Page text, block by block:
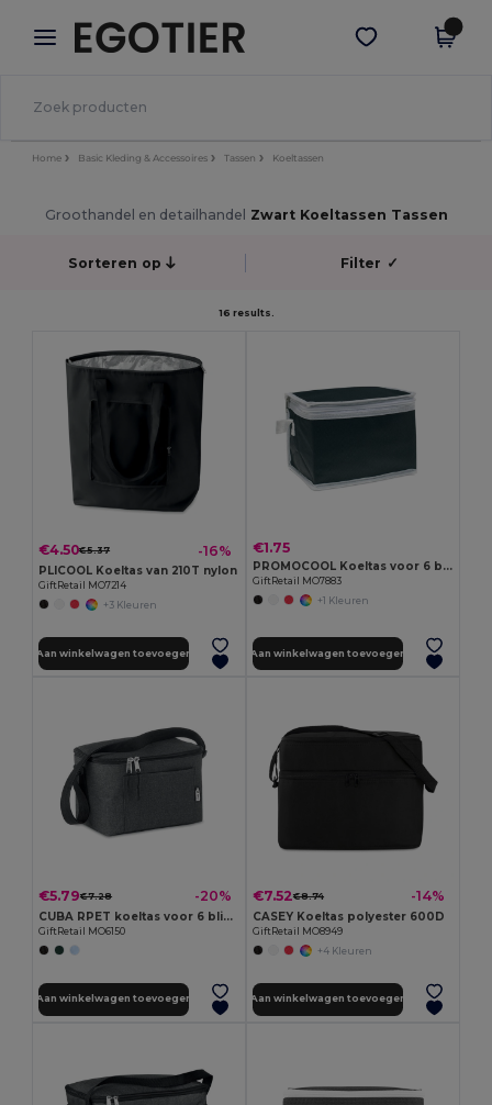
× Egotier-app
Betere prijzen in de app!
Download app
Home Basic Kleding & Accessoires Tassen Koeltassen
Groothandel en detailhandel Zwart Koeltassen Tassen
Sorteren op Filter ✓
16 results.
€4.50€5.37 -16%
PLICOOL Koeltas van 210T nylon
GiftRetail MO7214
+3 Kleuren
Aan winkelwagen toevoegen
€1.75
PROMOCOOL Koeltas voor 6 blikjes
GiftRetail MO7883
+1 Kleuren
Aan winkelwagen toevoegen
€5.79€7.28 -20%
CUBA RPET koeltas voor 6 blikjes
GiftRetail MO6150
Aan winkelwagen toevoegen
€7.52€8.74 -14%
CASEY Koeltas polyester 600D
GiftRetail MO8949
+4 Kleuren
Aan winkelwagen toevoegen